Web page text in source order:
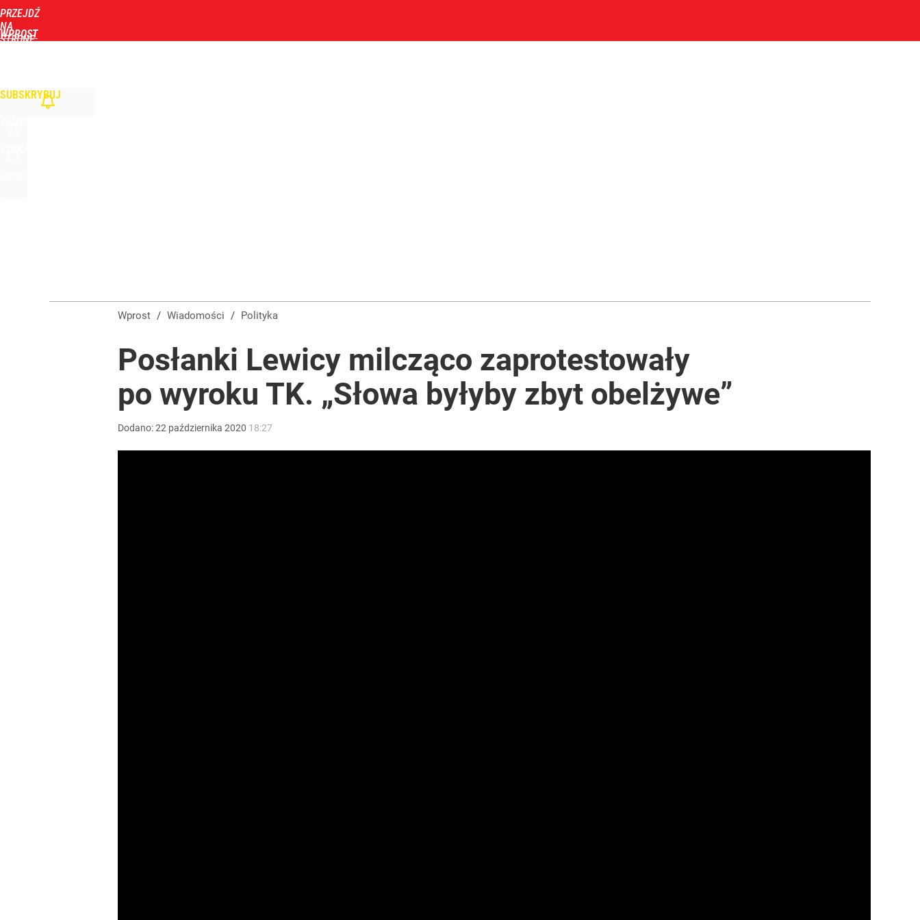
PRZEJDŹ
NA
STRONĘ
WPROST
SUBSKRYBUJ
Wprost / Wiadomości / Polityka
Posłanki Lewicy milcząco zaprotestowały
po wyroku TK. „Słowa byłyby zbyt obelżywe”
Dodano:22 października 2020 18:27